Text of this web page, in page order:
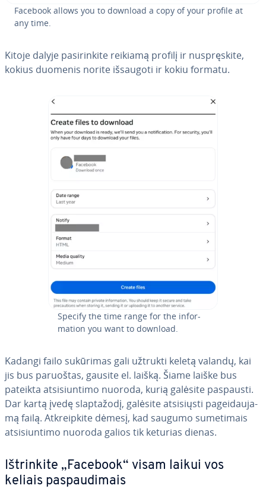
Facebook allows you to download a copy of your profile at
any time.
Kitoje dalyje pa­si­rin­ki­te reikiamą profilį ir nu­sprę­s­ki­te,
kokius duomenis norite išsaugoti ir kokiu formatu.
Specify the time range for the in­for­
ma­tion you want to download.
Kadangi failo sukūrimas gali užtrukti keletą valandų, kai
jis bus paruoštas, gausite el. laišką. Šiame laiške bus
pateikta at­si­siun­ti­mo nuoroda, kurią galėsite paspausti.
Dar kartą įvedę slap­ta­žo­dį, galėsite at­si­siųs­ti pa­gei­dau­ja­
mą failą. At­kreip­ki­te dėmesį, kad saugumo su­me­ti­mais
at­si­siun­ti­mo nuoroda galios tik keturias dienas.
Iš­trin­ki­te „Facebook“ visam laikui vos
keliais pa­spau­di­mais